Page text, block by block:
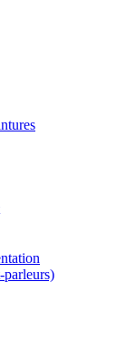
parleurs)